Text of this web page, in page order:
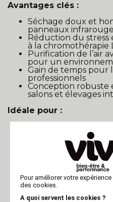
Avantages clés :
Séchage doux et
panneaux
Réduction du stress
à la chromothérapie
Purification de l’air
pour un
Gain de temps pour
professionnels
Conception robuste
salons et élevages
Idéale pour :
Toiletteurs
Éleveurs canins et
Pensions et
Chiens stressés ou
Pour améliorer votre
des cookies.
A quoi servent les cookies ?